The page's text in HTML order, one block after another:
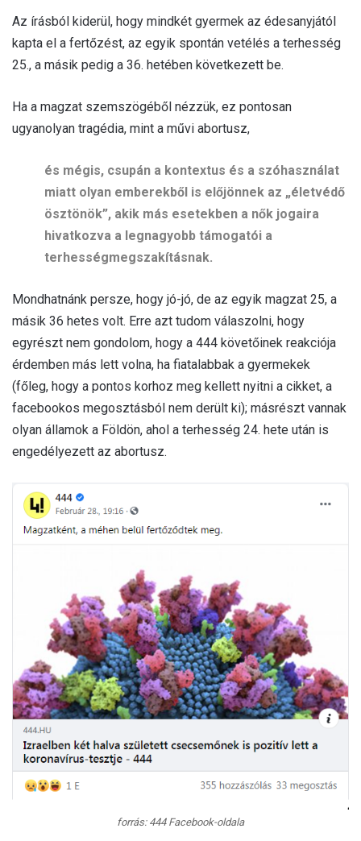
Az írásból kiderül, hogy mindkét gyermek az édesanyjától
kapta el a fertőzést, az egyik spontán vetélés a terhesség
25., a másik pedig a 36. hetében következett be.
Ha a magzat szemszögéből nézzük, ez pontosan
ugyanolyan tragédia, mint a művi abortusz,
és mégis, csupán a kontextus és a szóhasználat
miatt olyan emberekből is előjönnek az „életvédő
ösztönök”, akik más esetekben a nők jogaira
hivatkozva a legnagyobb támogatói a
terhességmegszakításnak.
Mondhatnánk persze, hogy jó-jó, de az egyik magzat 25, a
másik 36 hetes volt. Erre azt tudom válaszolni, hogy
egyrészt nem gondolom, hogy a 444 követőinek reakciója
érdemben más lett volna, ha fiatalabbak a gyermekek
(főleg, hogy a pontos korhoz meg kellett nyitni a cikket, a
facebookos megosztásból nem derült ki); másrészt vannak
olyan államok a Földön, ahol a terhesség 24. hete után is
engedélyezett az abortusz.
forrás: 444 Facebook-oldala